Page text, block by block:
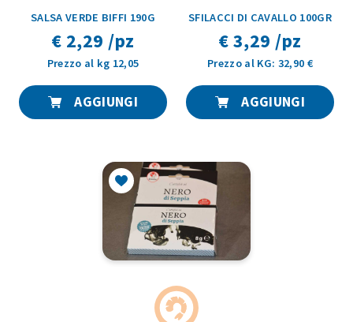
SALSA VERDE BIFFI 190G
€ 2,29 /pz
Prezzo al kg 12,05
AGGIUNGI
SFILACCI DI CAVALLO 100GR
€ 3,29 /pz
Prezzo al KG: 32,90 €
AGGIUNGI